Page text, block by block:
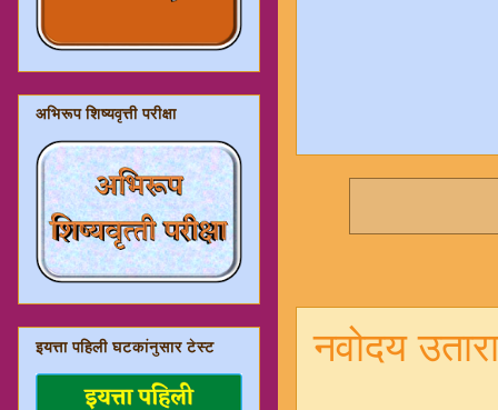
नवोदय
अभिरूप शिष्यवृत्ती परीक्षा
इयत्ता पहिली घटकांनुसार टेस्ट